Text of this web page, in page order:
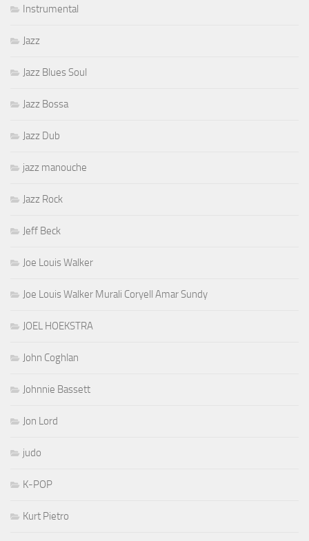
Instrumental
Jazz
Jazz Blues Soul
Jazz Bossa
Jazz Dub
jazz manouche
Jazz Rock
Jeff Beck
Joe Louis Walker
Joe Louis Walker Murali Coryell Amar Sundy
JOEL HOEKSTRA
John Coghlan
Johnnie Bassett
Jon Lord
judo
K-POP
Kurt Pietro